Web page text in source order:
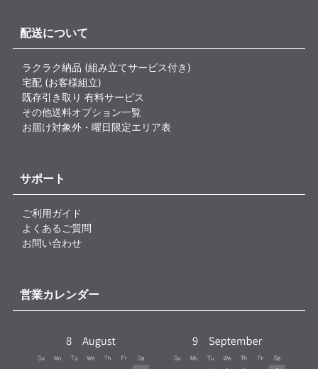
配送について
ラクラク納品 (組み立てサービス付き)
宅配 (お客様組立)
既存引き取り 有料サービス
その他送料オプション一覧
お届け対象外・曜日限定エリア表
サポート
ご利用ガイド
よくあるご質問
お問い合わせ
営業カレンダー